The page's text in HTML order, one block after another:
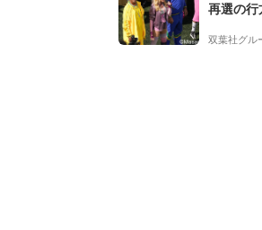
再選の行
ウンゴ
双葉社グル